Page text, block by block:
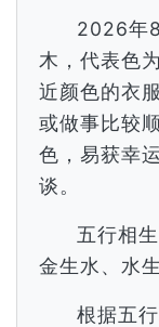
2026年
木，代表色
近颜色的衣
或做事比较
色，易获幸
谈。
五行相
金生水、水生
根据五